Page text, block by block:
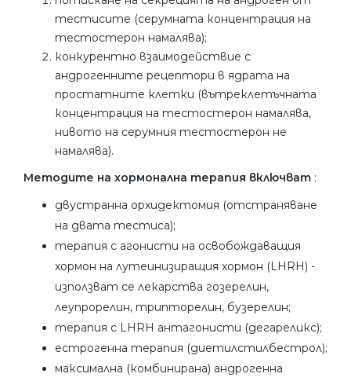
тестисите (серумната концентрация на
тестостерон намалява);
конкурентно взаимодействие с
андрогенните рецептори в ядрата на
простатните клетки (вътреклетъчната
концентрация на тестостерон намалява,
нивото на серумния тестостерон не
намалява).
Методите на хормонална терапия включват :
двустранна орхидектомия (отстраняване
на двата тестиса);
терапия с агонисти на освобождаващия
хормон на лутеинизиращия хормон (LHRH) -
използват се лекарства гозерелин,
леупрорелин, трипторелин, бузерелин;
терапия с LHRH антагонисти (дегареликс);
естрогенна терапия (диетилстилбестрол);
максимална (комбинирана) андрогенна